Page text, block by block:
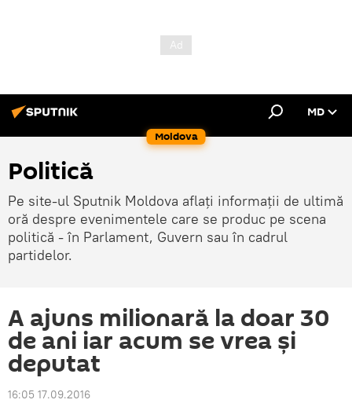
Moldova
MD
Politică
Pe site-ul Sputnik Moldova aflați informații de ultimă
oră despre evenimentele care se produc pe scena
politică - în Parlament, Guvern sau în cadrul
partidelor.
A ajuns milionară la doar 30
de ani iar acum se vrea şi
deputat
16:05 17.09.2016